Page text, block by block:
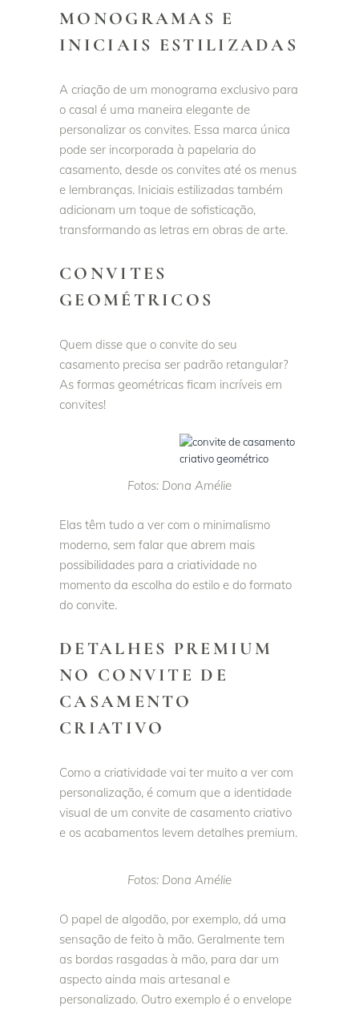
MONOGRAMAS E
INICIAIS ESTILIZADAS
A criação de um monograma exclusivo para
o casal é uma maneira elegante de
personalizar os convites. Essa marca única
pode ser incorporada à papelaria do
casamento, desde os convites até os menus
e lembranças. Iniciais estilizadas também
adicionam um toque de sofisticação,
transformando as letras em obras de arte.
CONVITES
GEOMÉTRICOS
Quem disse que o convite do seu
casamento precisa ser padrão retangular?
As formas geométricas ficam incríveis em
convites!
Fotos: Dona Amélie
Elas têm tudo a ver com o minimalismo
moderno, sem falar que abrem mais
possibilidades para a criatividade no
momento da escolha do estilo e do formato
do convite.
DETALHES PREMIUM
NO CONVITE DE
CASAMENTO
CRIATIVO
Como a criatividade vai ter muito a ver com
personalização, é comum que a identidade
visual de um convite de casamento criativo
e os acabamentos levem detalhes premium.
Fotos: Dona Amélie
O papel de algodão, por exemplo, dá uma
sensação de feito à mão. Geralmente tem
as bordas rasgadas à mão, para dar um
aspecto ainda mais artesanal e
personalizado. Outro exemplo é o envelope